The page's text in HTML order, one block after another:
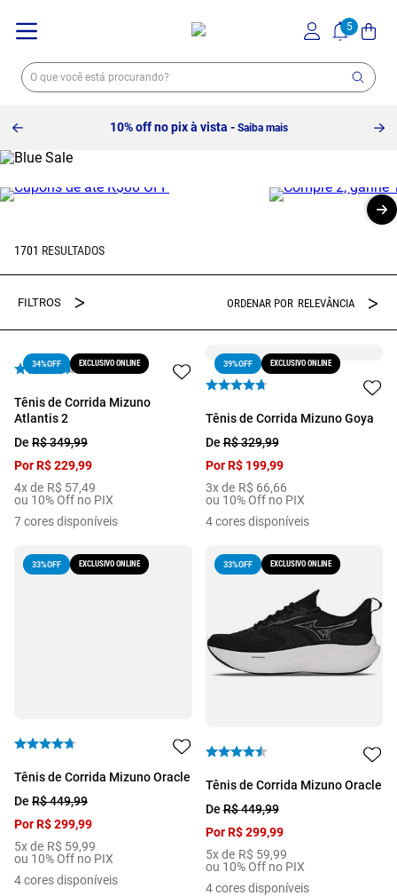
Compre 2 e ganhe 15% OFF
1701
RELEVÂNCIA
34%OFF EXCLUSIVO ONLINE
Tênis de Corrida Mizuno
Atlantis 2
De R$349,99
PorR$229,99
4x de R$ 57,49
ou 10% Off no PIX
7cores disponíveis
39%OFF EXCLUSIVO ONLINE
Tênis de Corrida Mizuno Goya
DeR$329,99
PorR$ 199,99
3x de R$ 66,66
ou 10% Off no PIX
4 cores disponíveis
33%OFF EXCLUSIVO ONLINE
Tênis de Corrida Mizuno Oracle
De R$449,99
PorR$299,99
5x de R$ 59,99
ou 10% Off no PIX
4cores disponíveis
33%OFF EXCLUSIVO ONLINE
Tênis de Corrida Mizuno Oracle
DeR$449,99
PorR$ 299,99
5x de R$ 59,99
ou 10% Off no PIX
4 cores disponíveis